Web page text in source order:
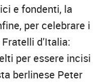
e fondenti, la
per celebrare i
d’Italia:
per essere incisi
berlinese Peter